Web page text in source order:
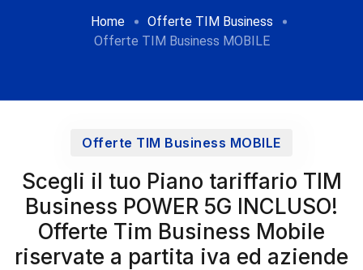
Home
Offerte TIM Business
Offerte TIM Business MOBILE
Offerte TIM Business MOBILE
Scegli il tuo Piano tariffario TIM
Business POWER 5G INCLUSO!
Offerte Tim Business Mobile
riservate a partita iva ed aziende